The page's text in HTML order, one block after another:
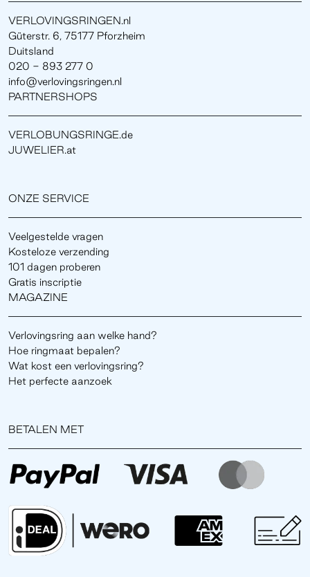
VERLOVINGSRINGEN.nl
Güterstr. 6, 75177 Pforzheim
Duitsland
020 - 893 277 0
info@verlovingsringen.nl
PARTNERSHOPS
VERLOBUNGSRINGE.de
JUWELIER.at
ONZE SERVICE
Veelgestelde vragen
Kosteloze verzending
101 dagen proberen
Gratis inscriptie
MAGAZINE
Verlovingsring aan welke hand?
Hoe ringmaat bepalen?
Wat kost een verlovingsring?
Het perfecte aanzoek
BETALEN MET